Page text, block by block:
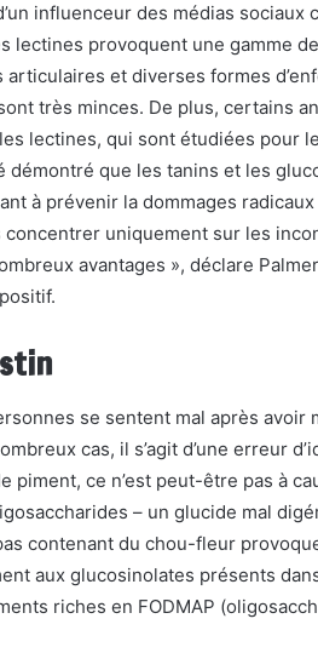
influenceur des médias sociaux
lectines provoquent une gamme
articulaires et diverses formes
très minces. De plus, certains
lectines, qui sont étudiées pour
démontré que les tanins et les
à prévenir la dommages
concentrer uniquement sur les
avantages », déclare
se sentent mal après avoir
cas, il s’agit d’une erreur
piment, ce n’est peut-être pas à
– un glucide mal
contenant du chou-fleur
aux glucosinolates présents
riches en FODMAP